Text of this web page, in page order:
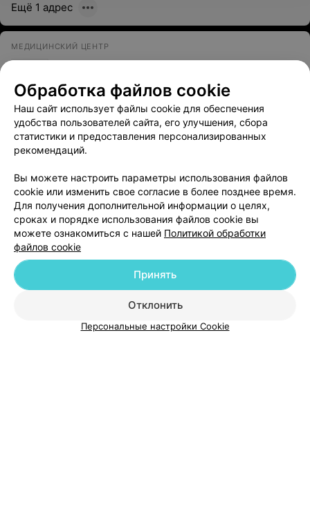
Ещё 1 адрес
МЕДИЦИНСКИЙ ЦЕНТР
Минск, ул. Романовская Слобода, 26 с 08:00
Отзыв. Хороший центр, всем довольна Еще
Отзывы
Добавить специалиста
Обработка файлов cookie
Наш сайт использует файлы cookie для обеспечения
удобства пользователей сайта, его улучшения, сбора
статистики и предоставления персонализированных
рекомендаций.
Вы можете настроить параметры использования файлов
cookie или изменить свое согласие в более позднее время.
Для получения дополнительной информации о целях,
сроках и порядке использования файлов cookie вы
можете ознакомиться с нашей Политикой обработки
файлов cookie
Отклонить
Принять
Персональные настройки Cookie